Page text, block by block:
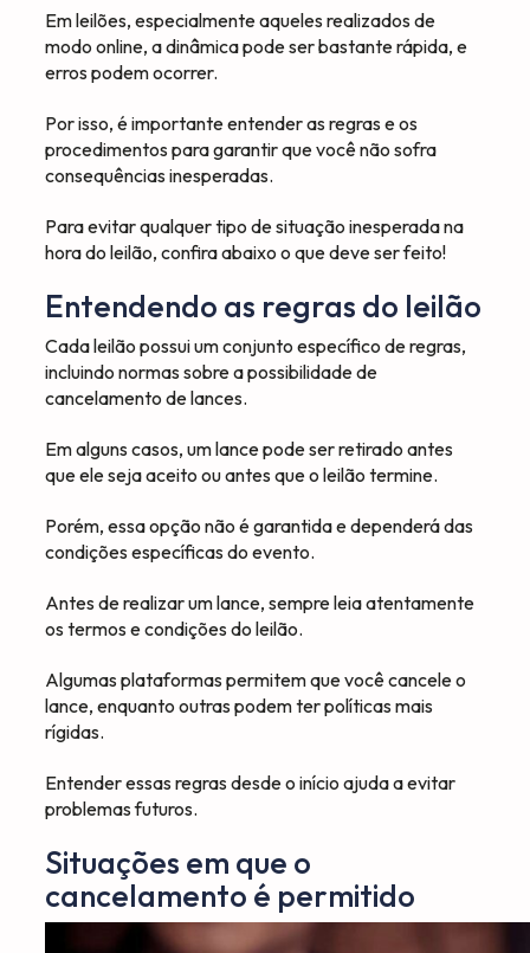
Em leilões, especialmente aqueles realizados de
modo online, a dinâmica pode ser bastante rápida, e
erros podem ocorrer.
Por isso, é importante entender as regras e os
procedimentos para garantir que você não sofra
consequências inesperadas.
Para evitar qualquer tipo de situação inesperada na
hora do leilão, confira abaixo o que deve ser feito!
Entendendo as regras do leilão
Cada leilão possui um conjunto específico de regras,
incluindo normas sobre a possibilidade de
cancelamento de lances.
Em alguns casos, um lance pode ser retirado antes
que ele seja aceito ou antes que o leilão termine.
Porém, essa opção não é garantida e dependerá das
condições específicas do evento.
Antes de realizar um lance, sempre leia atentamente
os termos e condições do leilão.
Algumas plataformas permitem que você cancele o
lance, enquanto outras podem ter políticas mais
rígidas.
Entender essas regras desde o início ajuda a evitar
problemas futuros.
Situações em que o
cancelamento é permitido